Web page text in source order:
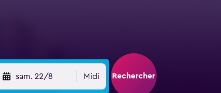
sam. 22/8 Midi Rechercher